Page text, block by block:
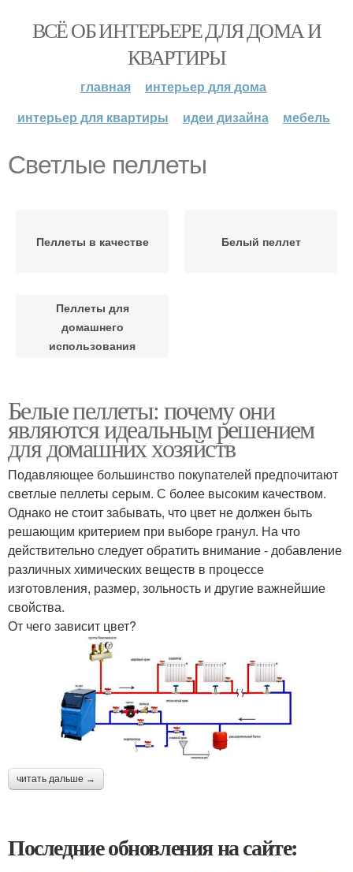
ВСЁ ОБ ИНТЕРЬЕРЕ ДЛЯ ДОМА И
КВАРТИРЫ
главная
интерьер для дома
интерьер для квартиры
идеи дизайна мебель
Светлые пеллеты
Пеллеты в качестве Белый пеллет
Пеллеты для
домашнего
использования
Белые пеллеты: почему они
являются идеальным решением
для домашних хозяйств
Подавляющее большинство покупателей предпочитают
светлые пеллеты серым. С более высоким качеством.
Однако не стоит забывать, что цвет не должен быть
решающим критерием при выборе гранул. На что
действительно следует обратить внимание - добавление
различных химических веществ в процессе
изготовления, размер, зольность и другие важнейшие
свойства.
От чего зависит цвет?
читать дальше →
Последние обновления на сайте: